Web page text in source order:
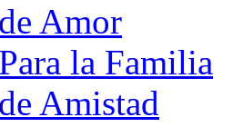
Amor
la Familia
Amistad